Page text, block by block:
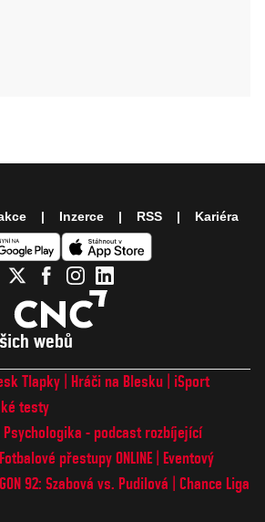
webů
Tlapky Hráči na Blesku
iSport
testy
Psychologika - podcast rozbíjející
Fotbalové přestupy ONLINE
Eventový
92: Szabová vs. Pudilová
Chance Liga
Inzerce RSS Kariéra